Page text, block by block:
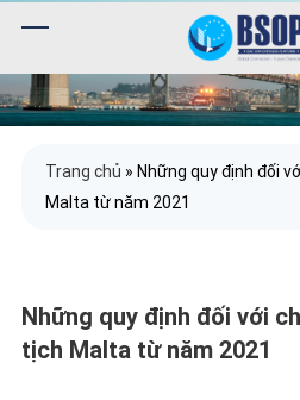
Trang chủ » Những quy định đối
Malta từ năm 2021
Những quy định đối với
tịch Malta từ năm 2021